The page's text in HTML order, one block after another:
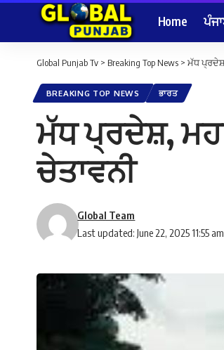
Home
Global Punjab Tv > Breaking Top News > ਮੱਧ
BREAKING TOP NEWS ਭਾਰਤ
ਮੱਧ ਪ੍ਰਦੇਸ਼,
ਚੇਤਾਵਨੀ
Last updated: June 22, 2025 11:55 am
Global Team